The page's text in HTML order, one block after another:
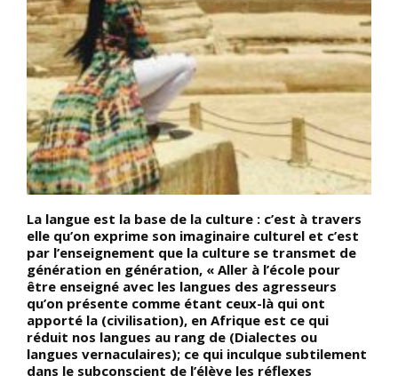
La langue est la base de la culture : c’est à travers
elle qu’on exprime son imaginaire culturel et c’est
par l’enseignement que la culture se transmet de
génération en génération, « Aller à l’école pour
être enseigné avec les langues des agresseurs
qu’on présente comme étant ceux-là qui ont
apporté la (civilisation), en Afrique est ce qui
réduit nos langues au rang de (Dialectes ou
langues vernaculaires); ce qui inculque subtilement
dans le subconscient de l’élève les réflexes